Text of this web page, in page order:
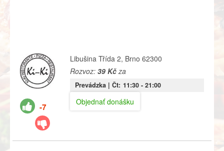
-7
Libušina Třída 2, Brno 62300
Rozvoz: 39 Kčza
Prevádzka | Čt: 11:30- 21:00
Objednať donášku